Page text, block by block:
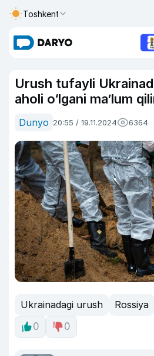
Toshkent
Urush tufayli
aholi o‘lgani ma’lum
Dunyo 20:55 / 19.11.2024 6364
Ukrainadagi urush
Rossiya
0
0